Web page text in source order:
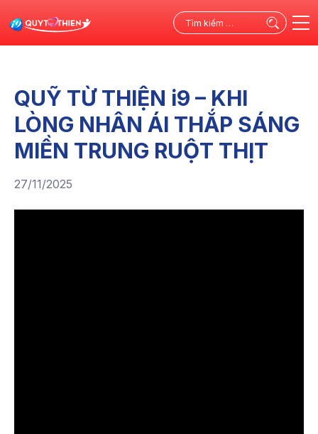
kiếm
QUỸ TỪ THIỆN i9 – KHI
LÒNG NHÂN ÁI THẮP SÁNG
MIỀN TRUNG RUỘT THỊT
27/11/2025